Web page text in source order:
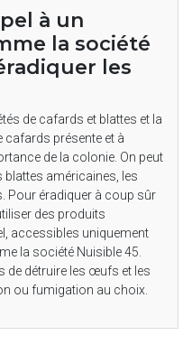
à un
la société
les
de cafards et blattes et la
cafards présente et à
de la colonie. On peut
blattes américaines, les
Pour éradiquer à coup sûr
des produits
accessibles uniquement
la société Nuisible 45.
de détruire les œufs et les
ou fumigation au choix.